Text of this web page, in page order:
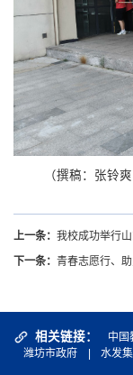
（撰稿：张铃
上一条： 我校成功举行
下一条： 青春志愿行、
相关链接： 中国
潍坊市政府
| 水发